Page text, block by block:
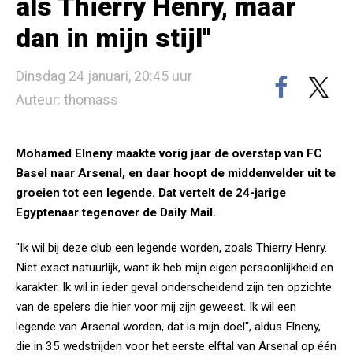
als Thierry Henry, maar
dan in mijn stijl''
Dinsdag 24 januari, 20:45 uur
Auteur: thomass
Mohamed Elneny maakte vorig jaar de overstap van FC
Basel naar Arsenal, en daar hoopt de middenvelder uit te
groeien tot een legende. Dat vertelt de 24-jarige
Egyptenaar tegenover de Daily Mail.
''Ik wil bij deze club een legende worden, zoals Thierry Henry.
Niet exact natuurlijk, want ik heb mijn eigen persoonlijkheid en
karakter. Ik wil in ieder geval onderscheidend zijn ten opzichte
van de spelers die hier voor mij zijn geweest. Ik wil een
legende van Arsenal worden, dat is mijn doel'', aldus Elneny,
die in 35 wedstrijden voor het eerste elftal van Arsenal op één